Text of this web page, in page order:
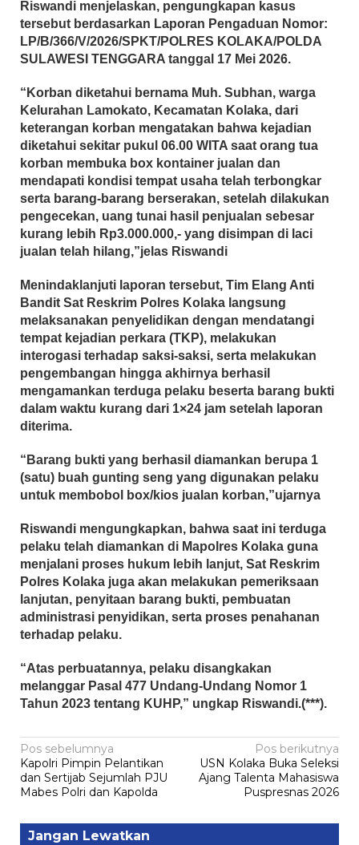
Riswandi menjelaskan, pengungkapan kasus
tersebut berdasarkan Laporan Pengaduan Nomor:
LP/B/366/V/2026/SPKT/POLRES KOLAKA/POLDA
SULAWESI TENGGARA tanggal 17 Mei 2026.
“Korban diketahui bernama Muh. Subhan, warga
Kelurahan Lamokato, Kecamatan Kolaka, dari
keterangan korban mengatakan bahwa kejadian
diketahui sekitar pukul 06.00 WITA saat orang tua
korban membuka box kontainer jualan dan
mendapati kondisi tempat usaha telah terbongkar
serta barang-barang berserakan, setelah dilakukan
pengecekan, uang tunai hasil penjualan sebesar
kurang lebih Rp3.000.000,- yang disimpan di laci
jualan telah hilang,”jelas Riswandi
Menindaklanjuti laporan tersebut, Tim Elang Anti
Bandit Sat Reskrim Polres Kolaka langsung
melaksanakan penyelidikan dengan mendatangi
tempat kejadian perkara (TKP), melakukan
interogasi terhadap saksi-saksi, serta melakukan
pengembangan hingga akhirnya berhasil
mengamankan terduga pelaku beserta barang bukti
dalam waktu kurang dari 1×24 jam setelah laporan
diterima.
“Barang bukti yang berhasil diamankan berupa 1
(satu) buah gunting seng yang digunakan pelaku
untuk membobol box/kios jualan korban,”ujarnya
Riswandi mengungkapkan, bahwa saat ini terduga
pelaku telah diamankan di Mapolres Kolaka guna
menjalani proses hukum lebih lanjut, Sat Reskrim
Polres Kolaka juga akan melakukan pemeriksaan
lanjutan, penyitaan barang bukti, pembuatan
administrasi penyidikan, serta proses penahanan
terhadap pelaku.
“Atas perbuatannya, pelaku disangkakan
melanggar Pasal 477 Undang-Undang Nomor 1
Tahun 2023 tentang KUHP,” ungkap Riswandi.(***).
Navigasi
pos
Pos sebelumnya
Kapolri Pimpin Pelantikan
dan Sertijab Sejumlah PJU
Mabes Polri dan Kapolda
Pos berikutnya
USN Kolaka Buka Seleksi
Ajang Talenta Mahasiswa
Puspresnas 2026
Jangan Lewatkan